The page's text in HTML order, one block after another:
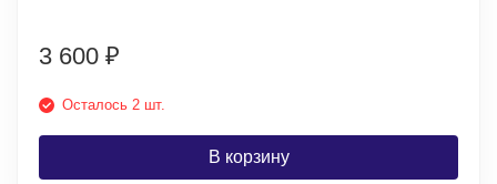
3 600 ₽
Осталось 2 шт.
В корзину